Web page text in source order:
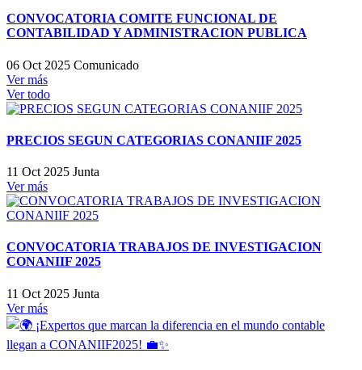
CONVOCATORIA COMITE FUNCIONAL DE
CONTABILIDAD Y ADMINISTRACION PUBLICA
06 Oct 2025 Comunicado
Ver más
Ver todo
PRECIOS SEGUN CATEGORIAS CONANIIF 2025
11 Oct 2025 Junta
Ver más
CONVOCATORIA TRABAJOS DE INVESTIGACION
CONANIIF 2025
11 Oct 2025 Junta
Ver más